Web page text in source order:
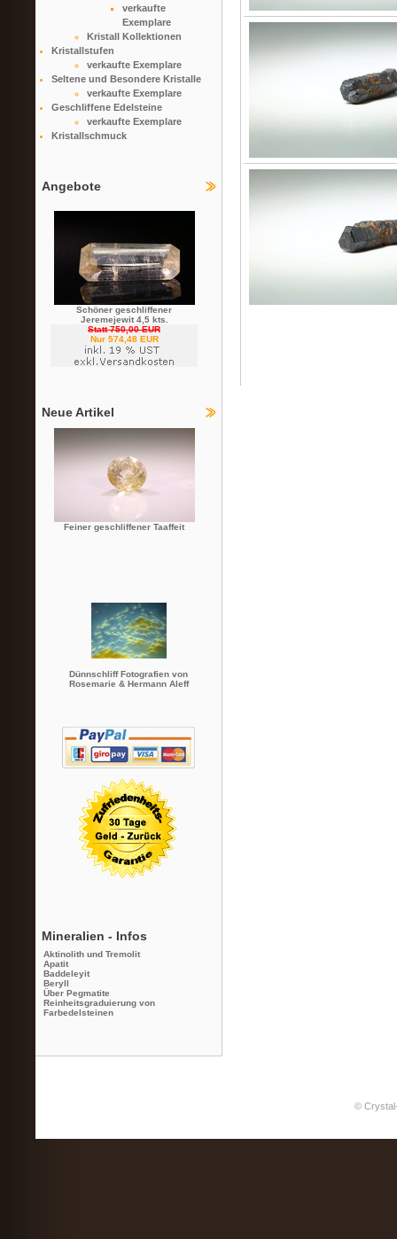
verkaufte
Exemplare
Kristall Kollektionen
Kristallstufen
verkaufte Exemplare
Seltene und Besondere Kristalle
verkaufte Exemplare
Geschliffene Edelsteine
verkaufte Exemplare
Kristallschmuck
Angebote
Schöner geschliffener
Jeremejewit 4,5 kts.
Statt 750,00 EUR
Nur 574,48 EUR
Neue Artikel
Feiner geschliffener Taaffeit
Dünnschliff Fotografien von
Rosemarie & Hermann Aleff
Mineralien - Infos
Aktinolith und Tremolit
Apatit
Baddeleyit
Beryll
Über Pegmatite
Reinheitsgraduierung von
Farbedelsteinen
©